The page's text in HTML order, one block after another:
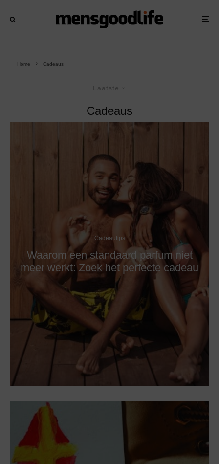
Home Cadeaus
Laatste
Cadeaus
Cadeautips
Waarom een standaard parfum niet
meer werkt: Zoek het perfecte cadeau